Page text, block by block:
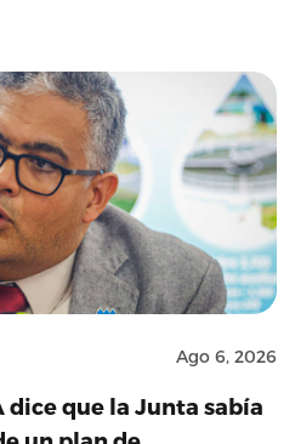
Ago 6, 2026
dice que la Junta sabía